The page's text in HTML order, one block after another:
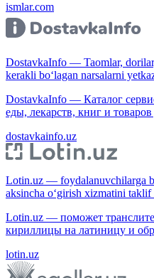
ismlar.com
DostavkaInfo — Taomlar,
kerakli bo‘lagan narsalarni
DostavkaInfo — Каталог
еды, лекарств, книг и
dostavkainfo.uz
Lotin.uz — foydalanuvchilarga
aksincha o‘girish xizmatini taklif
Lotin.uz — поможет
кириллицы на латиницу и
lotin.uz